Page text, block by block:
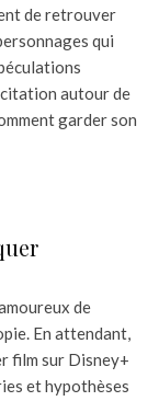
de retrouver
qui
autour de
garder son
de
En attendant,
film sur Disney+
et hypothèses